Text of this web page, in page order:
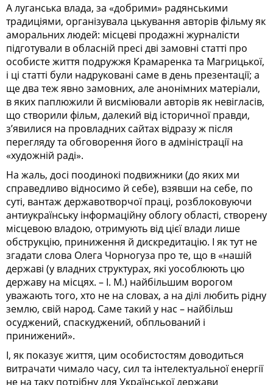
А луганська влада, за «добрими» радянськими
традиціями, організувала цькування авторів фільму як
аморальних людей: місцеві продажні журналісти
підготували в обласній пресі дві замовні статті про
особисте життя по­друж­жя Крамаренка та Магрицької,
і ці статті були надруковані саме в день презентації; а
ще два теж явно замовних, але анонімних матеріали,
в яких паплюжили й висміювали авторів як невігласів,
що створили фільм, далекий від історичної правди,
з’явилися на провладних сайтах відразу ж після
перегляду та обговорення його в адміністрації на
«художній раді».
На жаль, досі поодинокі подвижники (до яких ми
справедливо відносимо й себе), взявши на себе, по
суті, вантаж державотворчої праці, розблоковуючи
антиукраїнську інформаційну облогу області, створену
місцевою вла­дою, отримують від цієї влади лише
обструкцію, приниження й дискредитацію. І як тут не
згадати слова Оле­га Чорногуза про те, що в «нашій
державі (у владних структурах, які уособлюють цю
державу на місцях. – І. М.) найбільшим ворогом
уважають того, хто не на словах, а на ділі лю­бить рідну
землю, свій народ. Саме такий у нас – найбільш
осуджений, спаскуджений, обпльований і
принижений».
І, як показує життя, цим особистостям доводиться
витрачати чимало часу, сил та інтелектуальної енергії
не на таку потрібну для Української держави